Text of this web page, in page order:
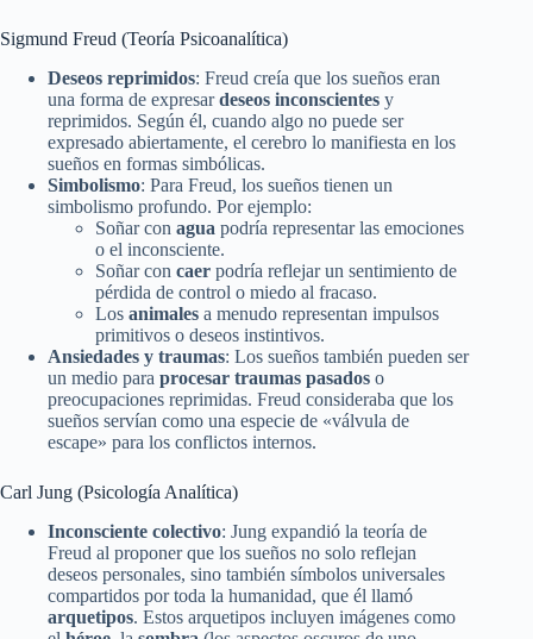
Sigmund Freud (Teoría Psicoanalítica)
Deseos reprimidos: Freud creía que los sueños eran
una forma de expresardeseos inconscientes y
reprimidos. Según él, cuando algo no puede ser
expresado abiertamente, el cerebro lo manifiesta en los
sueños en formas simbólicas.
Simbolismo: Para Freud, los sueños tienen un
simbolismo profundo. Por ejemplo:
Soñar con agua podría representar las emociones
o el inconsciente.
Soñar con caer podría reflejar un sentimiento de
pérdida de control o miedo al fracaso.
Los animales a menudo representan impulsos
primitivos o deseos instintivos.
Ansiedades y traumas: Los sueños también pueden ser
un medio para procesar traumas pasados o
preocupaciones reprimidas. Freud consideraba que los
sueños servían como una especie de «válvula de
escape» para los conflictos internos.
Carl Jung (Psicología Analítica)
Inconsciente colectivo: Jung expandió la teoría de
Freud al proponer que los sueños no solo reflejan
deseos personales, sino también símbolos universales
compartidos por toda la humanidad, que él llamó
arquetipos. Estos arquetipos incluyen imágenes como